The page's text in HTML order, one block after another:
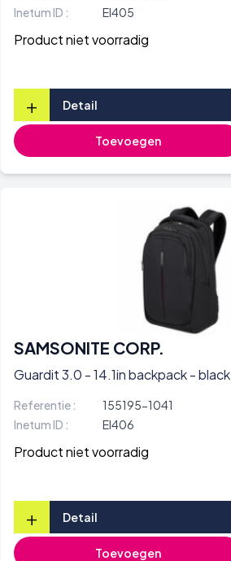
Inetum ID :
EI405
Product niet voorradig
+ Detail
Toevoegen
SAMSONITE CORP.
Guardit 3.0 - 14.1in backpack - black
Referentie :
155195-1041
Inetum ID :
EI406
Product niet voorradig
+ Detail
Toevoegen